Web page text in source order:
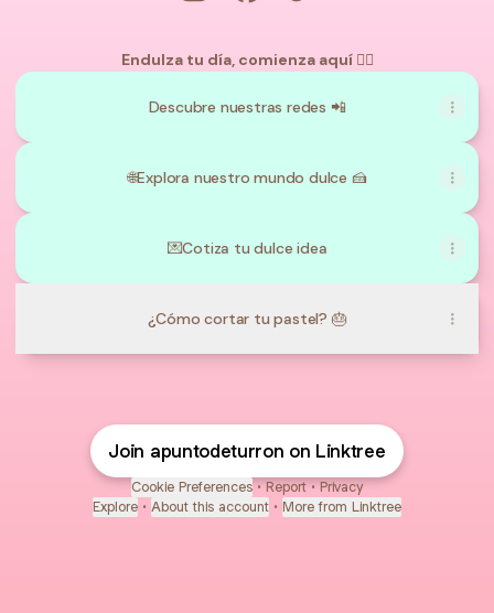
Endulza tu día, comienza aquí 👇🏼
Descubre nuestras redes 📲
🌐Explora nuestro mundo dulce 🍰
💌Cotiza tu dulce idea
¿Cómo cortar tu pastel? 🎂
Join apuntodeturron on Linktree
Cookie Preferences • Report • Privacy
Explore • About this account • More from Linktree